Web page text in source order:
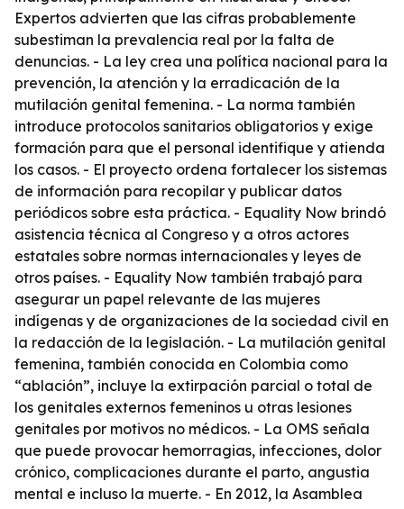
Expertos advierten que las cifras probablemente
subestiman la prevalencia real por la falta de
denuncias. - La ley crea una política nacional para la
prevención, la atención y la erradicación de la
mutilación genital femenina. - La norma también
introduce protocolos sanitarios obligatorios y exige
formación para que el personal identifique y atienda
los casos. - El proyecto ordena fortalecer los sistemas
de información para recopilar y publicar datos
periódicos sobre esta práctica. - Equality Now brindó
asistencia técnica al Congreso y a otros actores
estatales sobre normas internacionales y leyes de
otros países. - Equality Now también trabajó para
asegurar un papel relevante de las mujeres
indígenas y de organizaciones de la sociedad civil en
la redacción de la legislación. - La mutilación genital
femenina, también conocida en Colombia como
“ablación”, incluye la extirpación parcial o total de
los genitales externos femeninos u otras lesiones
genitales por motivos no médicos. - La OMS señala
que puede provocar hemorragias, infecciones, dolor
crónico, complicaciones durante el parto, angustia
mental e incluso la muerte. - En 2012, la Asamblea